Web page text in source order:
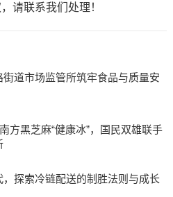
请联系我们处理！
街道市场监管所筑牢食品与质量安
方黑芝麻“健康冰”，国民双雄联手
探索冷链配送的制胜法则与成长